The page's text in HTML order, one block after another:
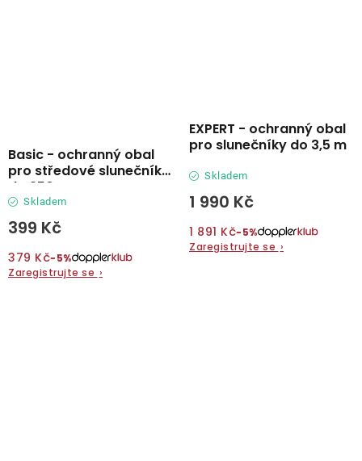
Basic - ochranný obal
pro středové slunečníky
do 250 cm
Skladem
399 Kč
379 Kč−5%
Zaregistrujte se ›
EXPERT - ochranný obal
pro slunečníky do 3,5 m
Skladem
1 990 Kč
1 891 Kč−5%
Zaregistrujte se ›